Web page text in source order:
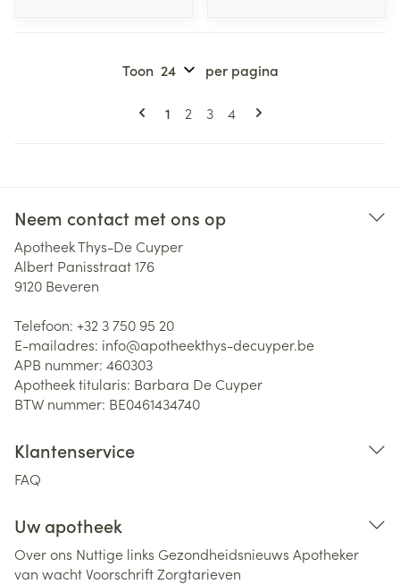
Pagina's
U lees momenteel pagina
1 Pagina
2 Pagina
3 Pagina
4
Toon per pagina
Neem contact met ons op
Apotheek Thys-De Cuyper
Albert Panisstraat 176
9120 Beveren
Telefoon: +32 3 750 95 20
E-mailadres: info@apotheekthys-decuyper.be
APB nummer: 460303
Apotheek titularis: Barbara De Cuyper
BTW nummer: BE0461434740
Klantenservice
FAQ
Uw apotheek
Over ons Nuttige links Gezondheidsnieuws Apotheker
van wachtVoorschriftZorgtarieven